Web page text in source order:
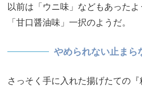
以前は「ウニ味」などもあった
「甘口醤油味」一択のようだ。
やめられない止まら
さっそく手に入れた揚げたての『